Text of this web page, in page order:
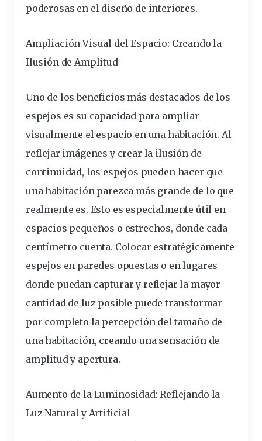
poderosas en el diseño de interiores.
Ampliación Visual del Espacio: Creando la
Ilusión de Amplitud
Uno de los beneficios más destacados de los
espejos es su capacidad para ampliar
visualmente el espacio en una habitación. Al
reflejar imágenes y crear la ilusión de
continuidad, los espejos pueden hacer que
una habitación parezca más grande de lo que
realmente es. Esto es especialmente útil en
espacios pequeños o estrechos, donde cada
centímetro cuenta. Colocar estratégicamente
espejos en paredes opuestas o en lugares
donde puedan capturar y reflejar la mayor
cantidad de luz posible puede transformar
por completo la percepción del tamaño de
una habitación, creando una sensación de
amplitud y apertura.
Aumento de la Luminosidad: Reflejando la
Luz Natural y Artificial